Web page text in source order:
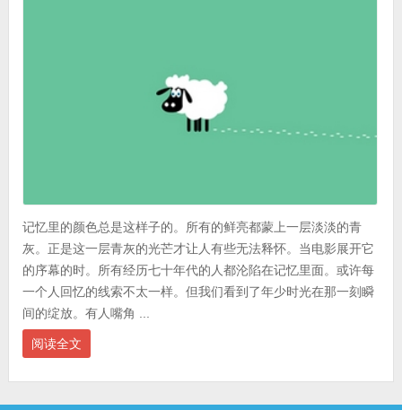
记忆里的颜色总是这样子的。所有的鲜亮都蒙上一层淡淡的青
灰。正是这一层青灰的光芒才让人有些无法释怀。当电影展开它
的序幕的时。所有经历七十年代的人都沦陷在记忆里面。或许每
一个人回忆的线索不太一样。但我们看到了年少时光在那一刻瞬
间的绽放。有人嘴角 ...
阅读全文